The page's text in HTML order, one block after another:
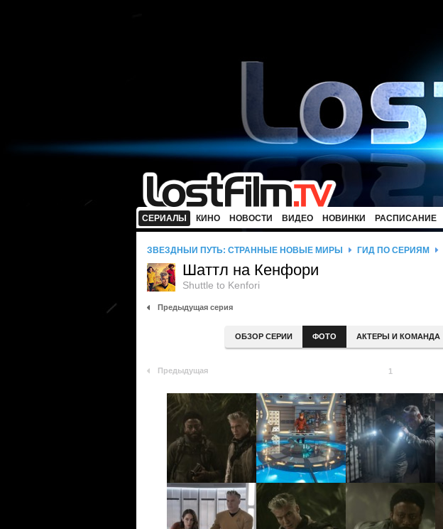
СЕРИАЛЫ КИНО НОВОСТИ ВИДЕО НОВИНКИ РАСПИСАНИЕ
ЗВЕЗДНЫЙ ПУТЬ: СТРАННЫЕ НОВЫЕ МИРЫ ГИД ПО СЕРИЯМ
Шаттл на Кенфори
Shuttle to Kenfori
Предыдущая серия
ОБЗОР СЕРИИ ФОТО АКТЕРЫ И КОМАНДА
Предыдущая 1